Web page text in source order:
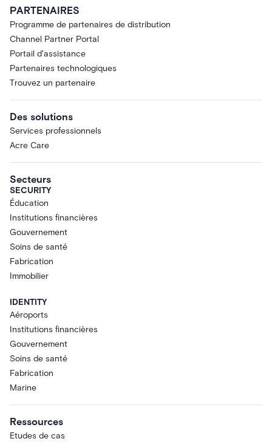
PARTENAIRES
Programme de partenaires de distribution
Channel Partner Portal
Portail d'assistance
Partenaires technologiques
Trouvez un partenaire
Des solutions
Services professionnels
Acre Care
Secteurs
SECURITY
Éducation
Institutions financières
Gouvernement
Soins de santé
Fabrication
Immobilier
IDENTITY
Aéroports
Institutions financières
Gouvernement
Soins de santé
Fabrication
Marine
Ressources
Etudes de cas